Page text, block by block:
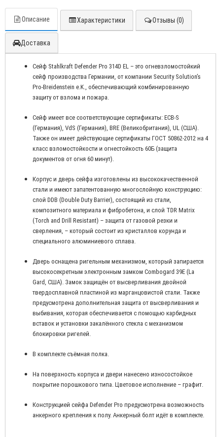
Описание Характеристики Отзывы (0)
Доставка
Сейф Stahlkraft Defender Pro 314D EL – это огневзломостойкий
сейф производства Германии, от компании Security Solution’s
Pro-Breidenstein e.K., обеспечивающий комбинированную
защиту от взлома и пожара.
Сейф имеет все соответствующие сертификаты: ECB-S
(Германия), VdS (Германия), BRE (Великобритания), UL (США).
Также он имеет действующие сертификаты ГОСТ 50862-2012 на 4
класс взломостойкости и огнестойкость 60Б (защита
документов от огня 60 минут).
Корпус и дверь сейфа изготовлены из высококачественной
стали и имеют запатентованную многослойную конструкцию:
слой DDB (Double Duty Barrier), состоящий из стали,
композитного материала и фибробетона, и слой TDR Matrix
(Torch and Drill Resistant) – защита от газовой резки и
сверления, – который состоит из кристаллов корунда и
специального алюминиевого сплава.
Дверь оснащена ригельным механизмом, который запирается
высокосекретным электронным замком Combogard 39E (La
Gаrd, США). Замок защищён от высверливания двойной
твердосплавной пластиной из марганцовистой стали. Также
предусмотрена дополнительная защита от высверливания и
выбивания, которая обеспечивается с помощью карбидных
вставок и установки закалённого стекла с механизмом
блокировки ригелей.
В комплекте съёмная полка.
На поверхность корпуса и двери нанесено износостойкое
покрытие порошкового типа. Цветовое исполнение – графит.
Конструкцией сейфа Defender Pro предусмотрена возможность
анкерного крепления к полу. Анкерный болт идёт в комплекте.